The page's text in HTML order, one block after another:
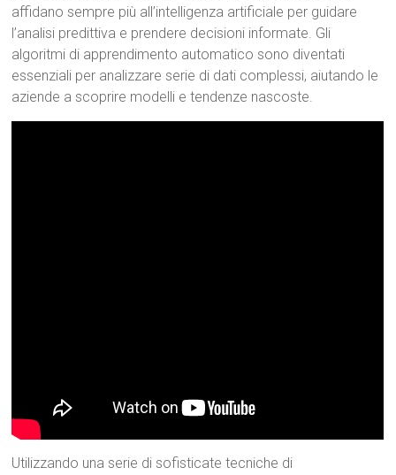
affidano sempre più all’intelligenza artificiale per guidare
l’analisi predittiva e prendere decisioni informate. Gli
algoritmi di apprendimento automatico sono diventati
essenziali per analizzare serie di dati complessi, aiutando le
aziende a scoprire modelli e tendenze nascoste.
Utilizzando una serie di sofisticate tecniche di